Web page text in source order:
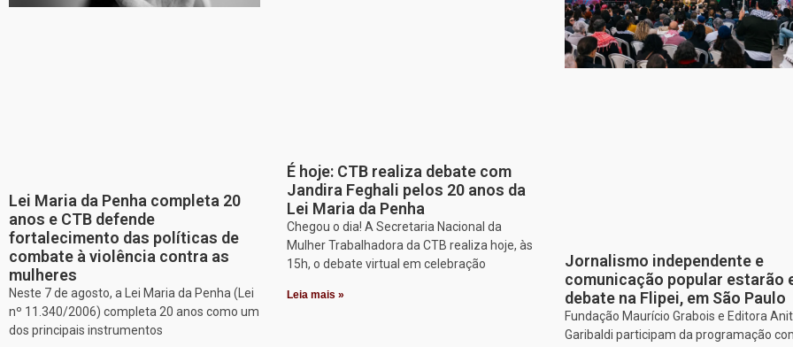
Lei Maria da Penha completa 20
anos e CTB defende
fortalecimento das políticas de
combate à violência contra as
mulheres
Neste 7 de agosto, a Lei Maria da Penha (Lei
nº 11.340/2006) completa 20 anos como um
dos principais instrumentos
É hoje: CTB realiza debate com
Jandira Feghali pelos 20 anos da
Lei Maria da Penha
Chegou o dia! A Secretaria Nacional da
Mulher Trabalhadora da CTB realiza hoje, às
15h, o debate virtual em celebração
Leia mais »
Jornalismo independente e
comunicação popular estarão
debate na Flipei, em São Paulo
Fundação Maurício Grabois e Editora
Garibaldi participam da programação